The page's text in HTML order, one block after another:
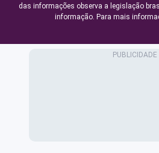
das informações observa a legislação
informação. Para mais